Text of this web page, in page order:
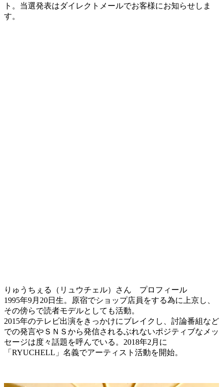
ト。当選発表はダイレクトメールでお客様にお知らせしま
す。
りゅうちぇる（リュウチェル）さん プロフィール
1995年9月20日生。原宿でショップ店員をする為に上京し、
その傍らで読者モデルとしても活動。
2015年のテレビ出演をきっかけにブレイクし、討論番組など
での発言やＳＮＳから発信されるぶれないポジティブなメッ
セージは度々話題を呼んでいる。2018年2月に
「RYUCHELL」名義でアーティスト活動を開始。